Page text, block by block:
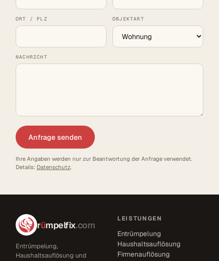
ORT / PLZ OBJEKTART
NACHRICHT
Anfrage senden
Ihre Angaben werden nur zur Beantwortung der Anfrage verwendet.
Details: Datenschutz.
rümpelfix.com
Entrümpelung,
Haushaltsauflösung und
LEISTUNGEN
Entrümpelung
Haushaltsauflösung
Firmenauflösung